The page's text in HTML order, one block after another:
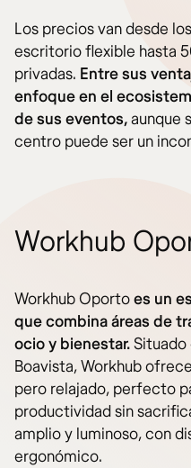
Los precios van desde
escritorio flexible hasta
privadas. Entre sus
enfoque en el
de sus eventos,aunque
centro puede ser un
Workhub
Workhub Oportoes un
que combina áreas de
ocio y bienestar.
Boavista, Workhub
pero relajado, perfecto
productividad sin
amplio y luminoso, con
ergonómico.